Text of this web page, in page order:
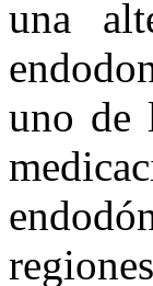
una
uno de